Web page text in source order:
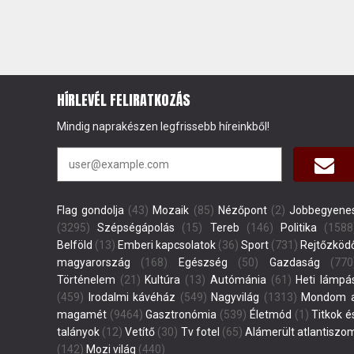
HÍRLEVÉL FELIRATKOZÁS
Mindig naprakészen legfrissebb híreinkből!
Flag gondolja (43) Mozaik (85) Nézőpont(2)
(3295)
Szépségápolás (15) Tereb (146) Politika
Belföld (13) Emberi kapcsolatok (36) Sport (731)
magyarország (168) Egészség (50) Gazdaság
Történelem (21) Kultúra (13) Autómánia (61) Heti
(459)
Irodalmi kávéház (549) Nagyvilág (1313) Mondom
magamét (9464) Gasztronómia (539) Életmód (1) Titkok
talányok (12) Vetítő (30) Tv fotel (65) Alámerült
(142) Mozi világ (440)